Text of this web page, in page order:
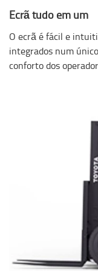
Ecrã tudo em um
O ecrã é fácil e
integrados num
conforto dos